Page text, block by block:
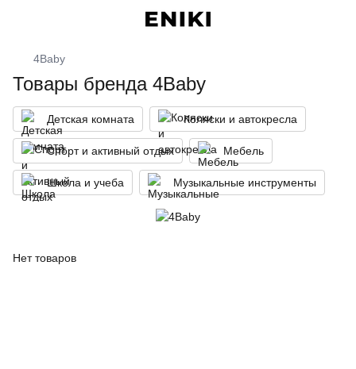
4Baby
Товары бренда 4Baby
Детская комната Коляски и автокресла
Спорт и активный отдых Мебель
Школа и учеба Музыкальные инструменты
Нет товаров